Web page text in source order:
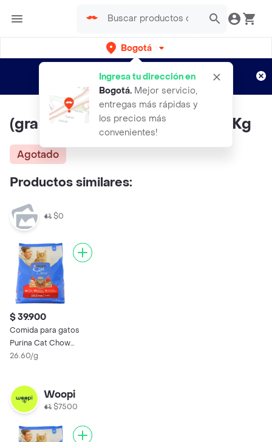
Bogotá
Ingresa tu dirección en
Bogotá. Mejor servicio,
entregas más rápidas y
los precios más
convenientes!
envíos gratis por semanas
Aplican TyC
(granel) Agility Gato Adulto X 1 Kg
Agotado
Productos similares:
$0
$ 39.900
Comida para gatos
Purina Cat Chow
adulto carne x 1,5kg
26.60/g
Woopi
$7500